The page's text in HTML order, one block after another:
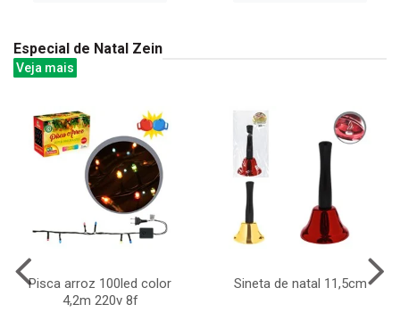
Especial de Natal Zein
Veja mais
Pisca arroz 100led color
4,2m 220v 8f
Sineta de natal 11,5cm